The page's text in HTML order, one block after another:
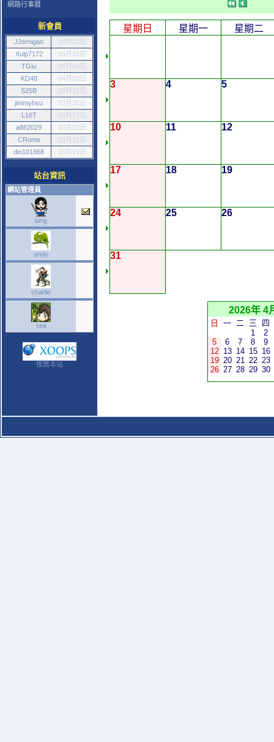
網路行事曆
新會員
JJernigan
04月10日
Xulp7172
04月10日
TGiu
04月04日
KD48
04月03日
S25B
03月31日
jimmyhsu
03月30日
L16T
03月27日
a882029
03月23日
CRome
03月21日
dio101868
03月19日
站台資訊
網站管理員
bing
andy
charlie
neil
推薦本站
星期日 星期一 星期二
3 4 5
10 11 12
17 18 19
24 25 26
31
2026年 4
日 一 二 三
四
1
2
5
6 7 8
9
12 13 14 15 16
19 20 21 22 23
26 27 28 29 30